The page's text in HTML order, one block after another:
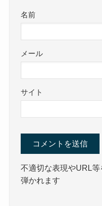
名前
メール
サイト
不適切な表現やURL
弾かれます